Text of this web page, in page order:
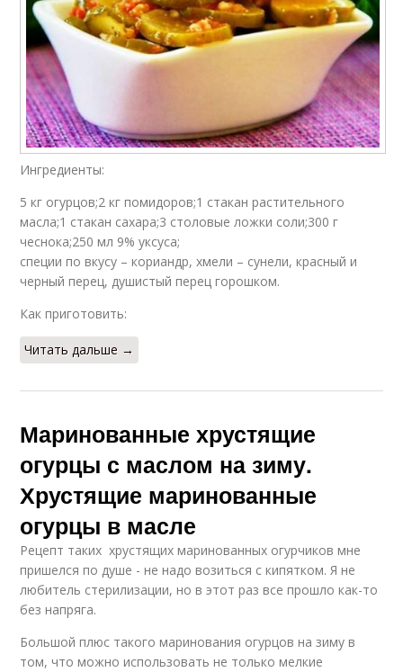
Ингредиенты:
5 кг огурцов;2 кг помидоров;1 стакан растительного
масла;1 стакан сахара;3 столовые ложки соли;300 г
чеснока;250 мл 9% уксуса;
специи по вкусу – кориандр, хмели – сунели, красный и
черный перец, душистый перец горошком.
Как приготовить:
Читать дальше →
Маринованные хрустящие
огурцы с маслом на зиму.
Хрустящие маринованные
огурцы в масле
Рецепт таких хрустящих маринованных огурчиков мне
пришелся по душе - не надо возиться с кипятком. Я не
любитель стерилизации, но в этот раз все прошло как-то
без напряга.
Большой плюс такого маринования огурцов на зиму в
том, что можно использовать не только мелкие